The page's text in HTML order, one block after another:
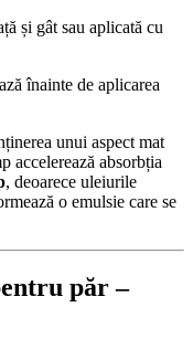
și gât sau aplicată cu
înainte de aplicarea
unui aspect mat
accelerează absorbția
, deoarece uleiurile
o emulsie care se
păr –